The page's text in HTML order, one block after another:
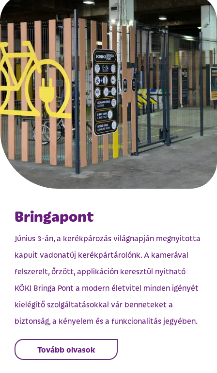
Bringapont
Június 3-án, a kerékpározás világnapján megnyitotta
kapuit vadonatúj kerékpártárolónk. A kamerával
felszerelt, őrzött, applikáción keresztül nyitható
KÖKI Bringa Pont a modern életvitel minden igényét
kielégítő szolgáltatásokkal vár benneteket a
biztonság, a kényelem és a funkcionalitás jegyében.
Tovább olvasok